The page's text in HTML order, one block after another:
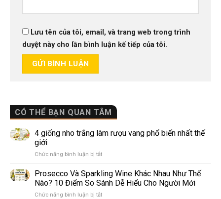
CÓ THỂ BẠN QUAN TÂM
4 giống nho trắng làm rượu vang phổ biến nhất thế
giới
Chức năng bình luận bị tắtở
giống
nho
trắng
làm
Prosecco Và Sparkling Wine Khác Nhau Như Thế
Nào? 10 Điểm So Sánh Dễ Hiểu Cho Người Mới
Chức năng bình luận bị tắtở
Lưu tên của tôi, email, và trang web trong trình
duyệt này cho lần bình luận kế tiếp của tôi.